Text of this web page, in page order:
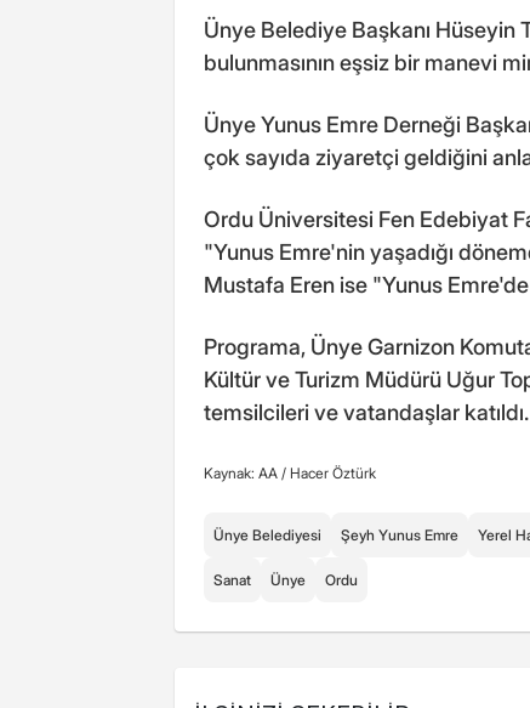
Ünye Belediye Başkanı Hüseyin
bulunmasının eşsiz bir manevi
Ünye Yunus Emre Derneği
çok sayıda ziyaretçi geldiğini
Ordu Üniversitesi Fen Edebiyat
"Yunus Emre'nin yaşadığı
Mustafa Eren ise "Yunus
Programa, Ünye Garnizon
Kültür ve Turizm Müdürü Uğur
temsilcileri ve vatandaşlar katıldı.
Kaynak: AA / Hacer Öztürk
Ünye Belediyesi Şeyh Yunus Emre Yerel
Sanat Ünye Ordu